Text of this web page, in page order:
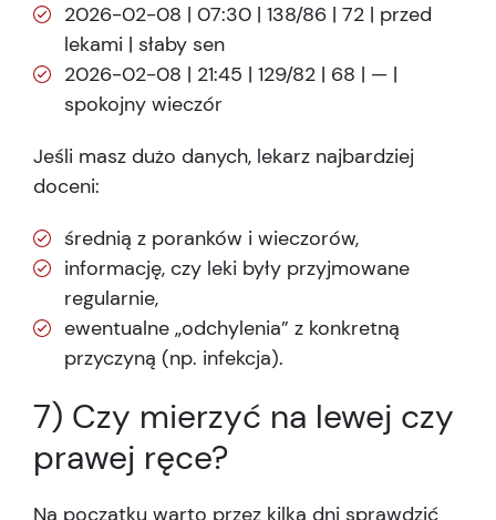
2026-02-08 | 07:30 | 138/86 | 72 | przed
lekami | słaby sen
2026-02-08 | 21:45 | 129/82 | 68 | — |
spokojny wieczór
Jeśli masz dużo danych, lekarz najbardziej
doceni:
średnią z poranków i wieczorów,
informację, czy leki były przyjmowane
regularnie,
ewentualne „odchylenia” z konkretną
przyczyną (np. infekcja).
7) Czy mierzyć na lewej czy
prawej ręce?
Na początku warto przez kilka dni sprawdzić